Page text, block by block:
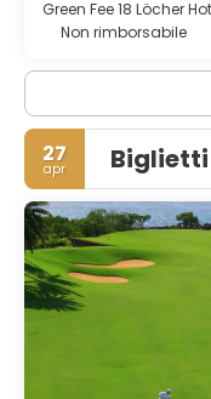
Green Fee 18 Löcher
Non rimborsabile
27
apr Biglietti